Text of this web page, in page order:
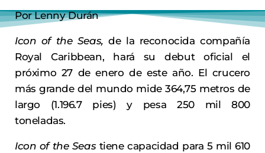
Por Lenny Durán
Icon of the Seas,de la reconocida compañía
Royal Caribbean, hará su debut oficial el
próximo 27 de enero de este año. El crucero
más grande del mundo mide 364,75 metros de
largo (1.196.7 pies) y pesa 250 mil 800
toneladas.
Icon of the Seas tiene capacidad para 5 mil 610